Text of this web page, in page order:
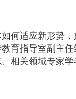
适应新形势，
育指导室副主
相关领域专家